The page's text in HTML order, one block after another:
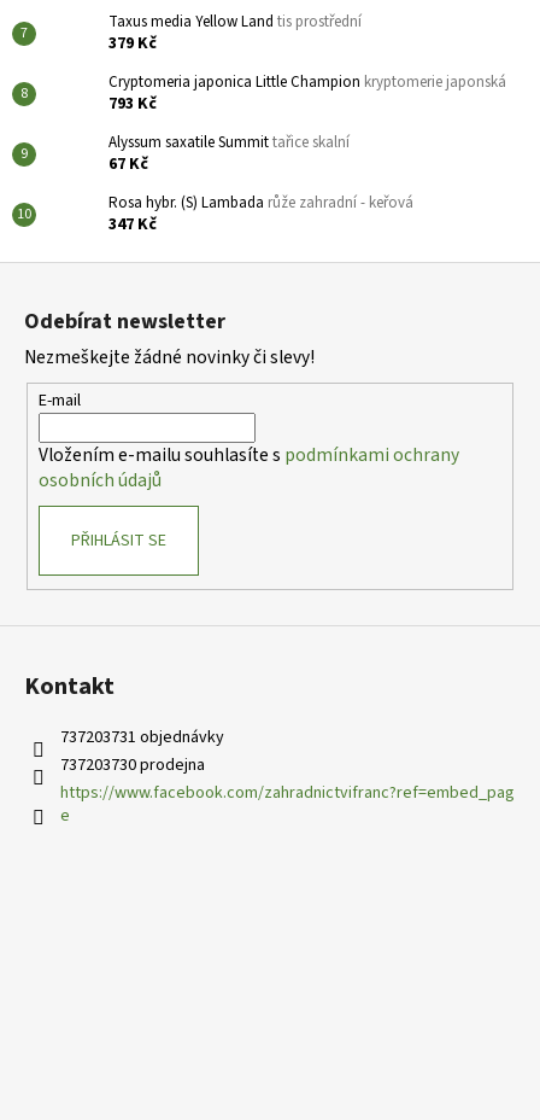
Taxus media Yellow Land tis prostřední
379 Kč
Cryptomeria japonica Little Champion kryptomerie japonská
793 Kč
Alyssum saxatile Summittařice skalní
67 Kč
Rosa hybr. (S) Lambada růže zahradní - keřová
347 Kč
Z
Odebírat newsletter
Nezmeškejte žádné novinky či slevy!
E-mail
Vložením e-mailu souhlasíte s podmínkami ochrany
osobních údajů
PŘIHLÁSIT SE
Kontakt
737203731 objednávky
737203730 prodejna
https://www.facebook.com/zahradnictvifranc?ref=embed_pag
e